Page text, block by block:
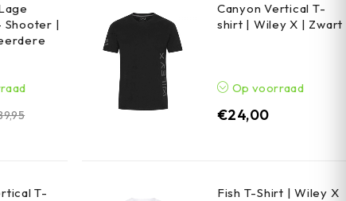
Shooter |
Canyon Vertical T-
shirt | Wiley X | Zwart
Op voorraad
€24,00
T-
Fish T-Shirt | Wiley X